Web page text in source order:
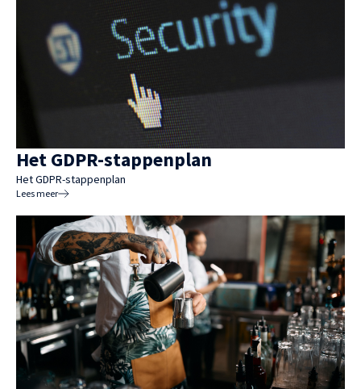
Het GDPR-stappenplan
Het GDPR-stappenplan
Lees meer